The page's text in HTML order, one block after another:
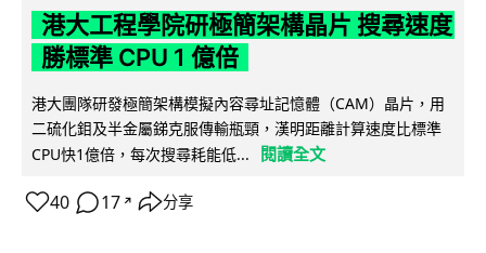
港大工程學院研極簡架構晶片 搜尋速度
勝標準 CPU 1 億倍
港大團隊研發極簡架構模擬內容尋址記憶體（CAM）晶片，用
二硫化鉬及半金屬銻克服傳輸瓶頸，漢明距離計算速度比標準
CPU快1億倍，每次搜尋耗能低...
閱讀全文
40 17 ↗ 分享